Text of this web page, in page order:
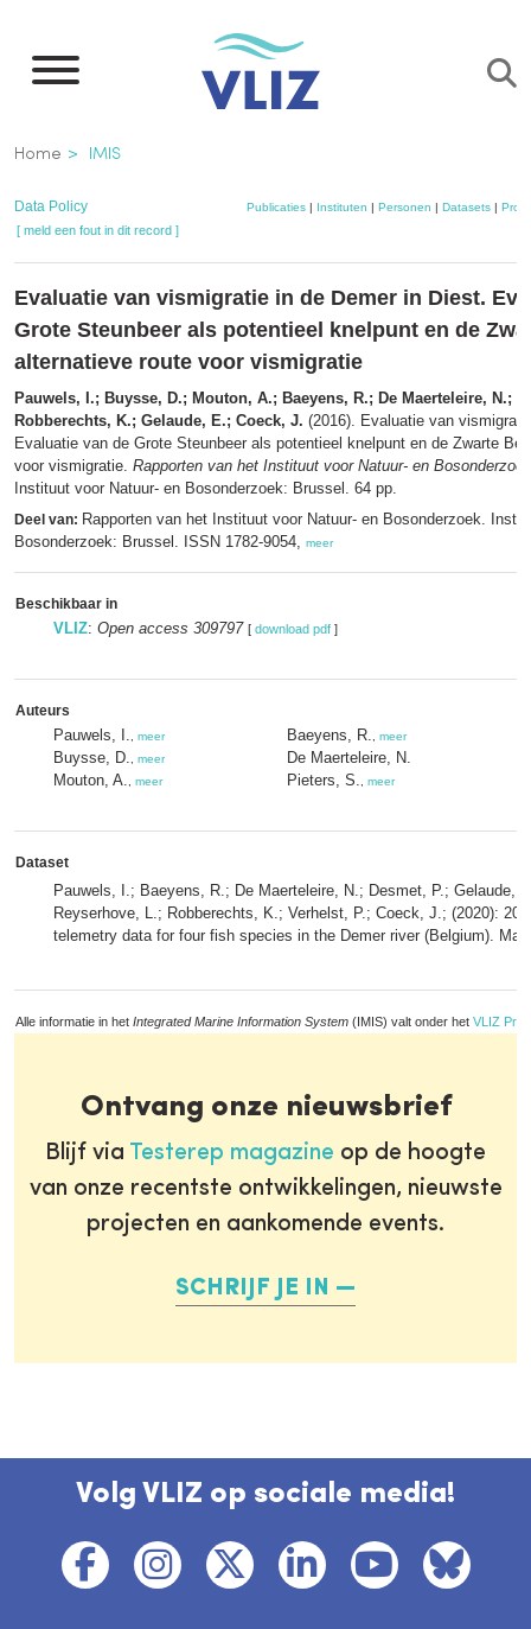
naar
inhoud
gaan
Kruimelpad
Home IMIS
Data Policy Publicaties | Instituten | Personen | Datasets |
[ meld een fout in dit record ]
Evaluatie van vismigratie in de Demer in Diest.
Grote Steunbeer als potentieel knelpunt en de
alternatieve route voor vismigratie
Pauwels, I.; Buysse, D.; Mouton, A.; Baeyens, R.; De Maerteleire, N.;
Robberechts, K.; Gelaude, E.; Coeck, J. (2016). Evaluatie van
Evaluatie van de Grote Steunbeer als potentieel knelpunt en de Zwarte
voor vismigratie. Rapporten van het Instituut voor Natuur- en Bosonderzoek
Instituut voor Natuur- en Bosonderzoek: Brussel. 64 pp.
Deel van: Rapporten van het Instituut voor Natuur- en Bosonderzoek.
Bosonderzoek: Brussel. ISSN 1782-9054, meer
Beschikbaar in
VLIZ: Open access 309797 [ download pdf ]
Auteurs
Pauwels, I. meer
Buysse, D. meer
Mouton, A. meer
Baeyens, R. meer
De Maerteleire, N.
Pieters, S.
meer
Dataset
Pauwels, I.; Baeyens, R.; De Maerteleire, N.; Desmet, P.; Gelaude,
Reyserhove, L.; Robberechts, K.; Verhelst, P.; Coeck, J.; (2020):
telemetry data for four fish species in the Demer river (Belgium).
Alle informatie in het Integrated Marine Information System (IMIS) valt onder het VLIZ
Ontvang onze nieuwsbrief
Blijf via Testerep magazine op de hoogte
van onze recentste ontwikkelingen, nieuwste
projecten en aankomende events.
SCHRIJF JE IN
Volg VLIZ op sociale media!